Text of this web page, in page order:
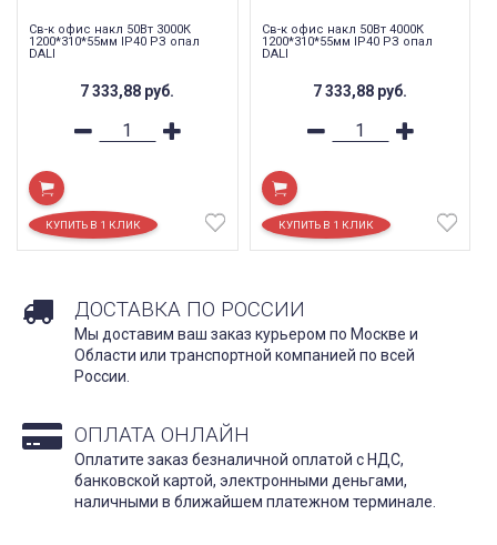
Св-к офис накл 50Вт 3000К
1200*310*55мм IP40 РЗ опал
DALI
7 333,88 руб.
Св-к офис накл 50Вт 4000К
1200*310*55мм IP40 РЗ опал
DALI
7 333,88 руб.
ДОСТАВКА ПО РОССИИ
Мы доставим ваш заказ курьером по Москве и
Области или транспортной компанией по всей
России.
ОПЛАТА ОНЛАЙН
Оплатите заказ безналичной оплатой с НДС,
банковской картой, электронными деньгами,
наличными в ближайшем платежном терминале.